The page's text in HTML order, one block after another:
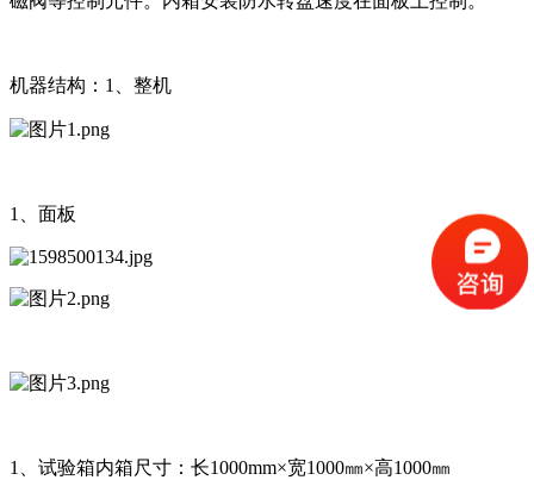
机器结构：1、整机
1、面板
1、试验箱内箱尺寸：长1000mm×宽1000㎜×高1000㎜